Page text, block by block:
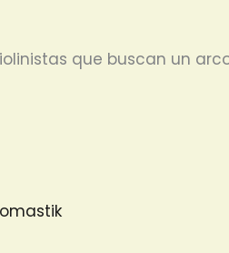
que buscan un